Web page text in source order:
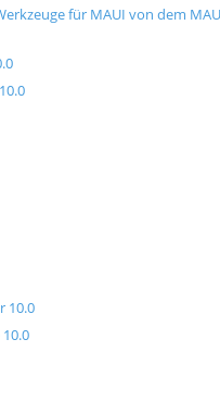
für MAUI von dem
10.0